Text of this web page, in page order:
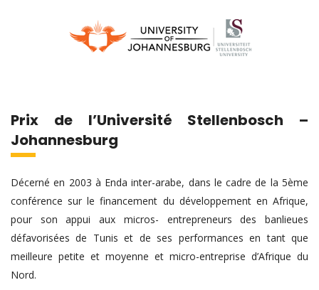
Prix de l’Université Stellenbosch –
Johannesburg
Décerné en 2003 à Enda inter-arabe, dans le cadre de la 5ème
conférence sur le financement du développement en Afrique,
pour son appui aux micros- entrepreneurs des banlieues
défavorisées de Tunis et de ses performances en tant que
meilleure petite et moyenne et micro-entreprise d’Afrique du
Nord.